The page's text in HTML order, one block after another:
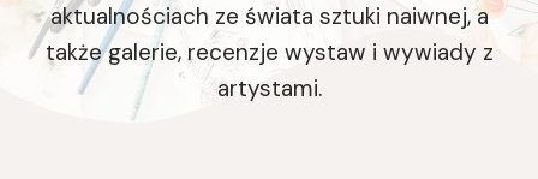
aktualnościach ze świata sztuki naiwnej, a
także galerie, recenzje wystaw i wywiady z
artystami.